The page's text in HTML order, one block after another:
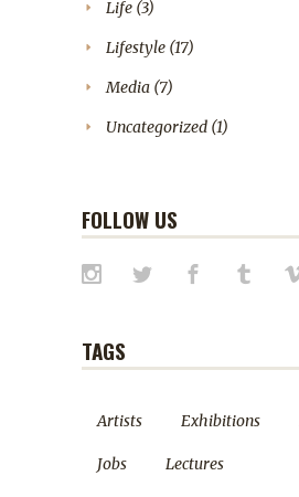
Life (3)
Lifestyle (17)
Media (7)
Uncategorized (1)
FOLLOW US
TAGS
Artists Exhibitions
Jobs Lectures